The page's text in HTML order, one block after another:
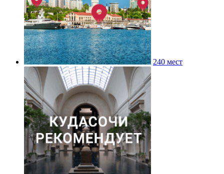
240 мест